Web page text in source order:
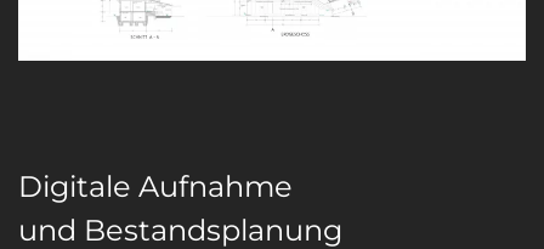
Digitale Aufnahme
und Bestandsplanung